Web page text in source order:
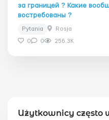
за границей ? Какие
востребованы ?
Pytania Rosja
0 0 256.3K
Użytkownicy często